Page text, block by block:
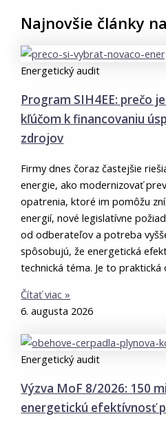
Najnovšie články
Energetický audit
Program SIH4EE: prečo
kľúčom k financovaniu
zdrojov
Firmy dnes čoraz častejšie
energie, ako modernizovať
opatrenia, ktoré im pomôžu
energií, nové legislatívne
od odberateľov a potreba
spôsobujú, že energetická
technická téma. Je to
Čítať viac »
6. augusta 2026
Energetický audit
Výzva MoF 8/2026: 150
energetickú efektívnosť